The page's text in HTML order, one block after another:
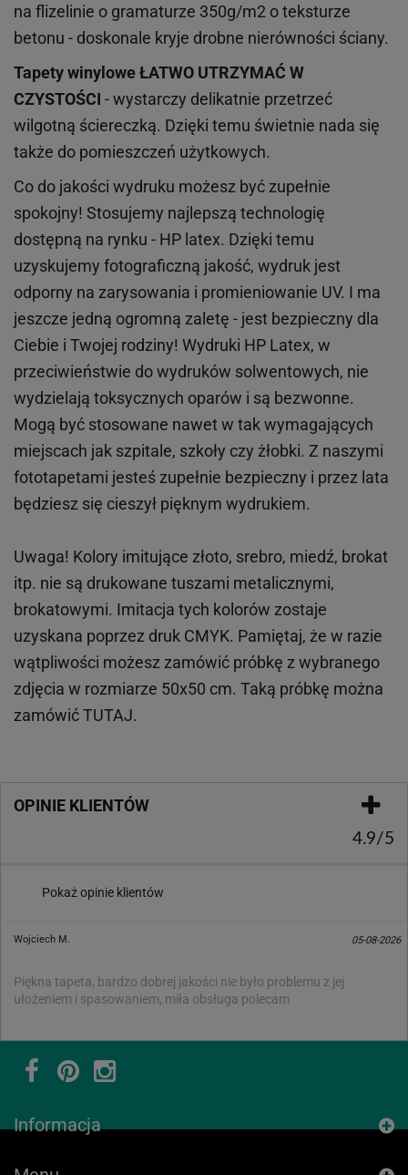
na flizelinie o gramaturze 350g/m2 o teksturze
betonu - doskonale kryje drobne nierówności ściany.
Tapety winyloweŁATWO UTRZYMAĆ W
CZYSTOŚCI - wystarczy delikatnie przetrzeć
wilgotną ściereczką. Dzięki temu świetnie nada się
także do pomieszczeń użytkowych.
Co do jakości wydruku możesz być zupełnie
spokojny! Stosujemy najlepszą technologię
dostępną na rynku - HP latex. Dzięki temu
uzyskujemy fotograficzną jakość, wydruk jest
odporny na zarysowania i promieniowanie UV. I ma
jeszcze jedną ogromną zaletę - jest bezpieczny dla
Ciebie i Twojej rodziny! Wydruki HP Latex, w
przeciwieństwie do wydruków solwentowych, nie
wydzielają toksycznych oparów i są bezwonne.
Mogą być stosowane nawet w tak wymagających
miejscach jak szpitale, szkoły czy żłobki. Z naszymi
fototapetami jesteś zupełnie bezpieczny i przez lata
będziesz się cieszył pięknym wydrukiem.
Uwaga! Kolory imitujące złoto, srebro, miedź, brokat
itp. nie są drukowane tuszami metalicznymi,
brokatowymi. Imitacja tych kolorów zostaje
uzyskana poprzez druk CMYK. Pamiętaj, że w razie
wątpliwości możesz zamówić próbkę z wybranego
zdjęcia w rozmiarze 50x50 cm. Taką próbkę można
zamówićTUTAJ.
OPINIE KLIENTÓW
4.9/5
Pokaż opinie klientów
Wojciech M. 05-08-2026
Piękna tapeta, bardzo dobrej jakości nie było problemu z jej
ułożeniem i spasowaniem, miła obsługa polecam
Informacja